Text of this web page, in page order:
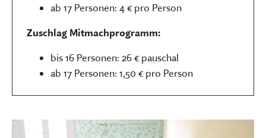
ab 17 Personen: 4 € pro Person
Zuschlag Mitmachprogramm:
bis 16 Personen: 26 € pauschal
ab 17 Personen: 1,50 € pro Person